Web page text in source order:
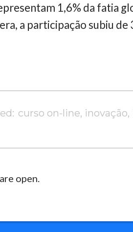
1,6% da fatia
a participação subiu de
curso on-line, inovação,
open.